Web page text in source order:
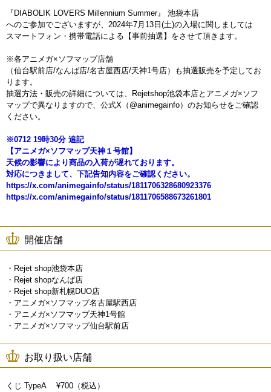
『DIABOLIK LOVERS Millennium Summer』 池袋本店
へのご参加でございますが、2024年7月13日(土)の入場に関しましては
スマートフォン・携帯電話による【事前抽選】をさせて頂きます。
※各アニメガ×ソフマップ店舗
（仙台駅前店/なんば店/名古屋西店/天神1号店）も抽選販売を予定してお
ります。
抽選方法・販売の詳細については、Rejetshop池袋本店とアニメガ×ソフ
マップで異なりますので、公式X（@animegainfo）のお知らせをご確認
ください。
※0712 19時30分 追記
【アニメガ×ソフマップ天神１号館】
天候の影響により商品の入荷が遅れております。
対応につきまして、下記告知内容をご確認ください。
https://x.com/animegainfo/status/1811706328680923376
https://x.com/animegainfo/status/1811706588673261801
開催店舗
・Rejet shop池袋本店
・Rejet shopなんば店
・Rejet shop新札幌DUO店
・アニメガ×ソフマップ名古屋駅西店
・アニメガ×ソフマップ天神1号館
・アニメガ×ソフマップ仙台駅前店
お取り扱い店舗
くじ TypeA ¥700（税込）